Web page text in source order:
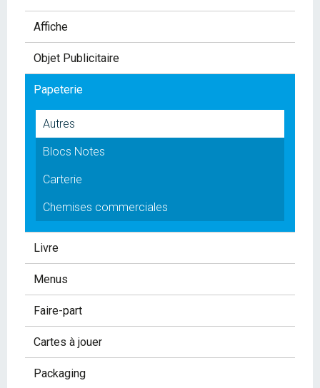
Affiche
Objet Publicitaire
Papeterie
Autres
Blocs Notes
Carterie
Chemises commerciales
Livre
Menus
Faire-part
Cartes à jouer
Packaging